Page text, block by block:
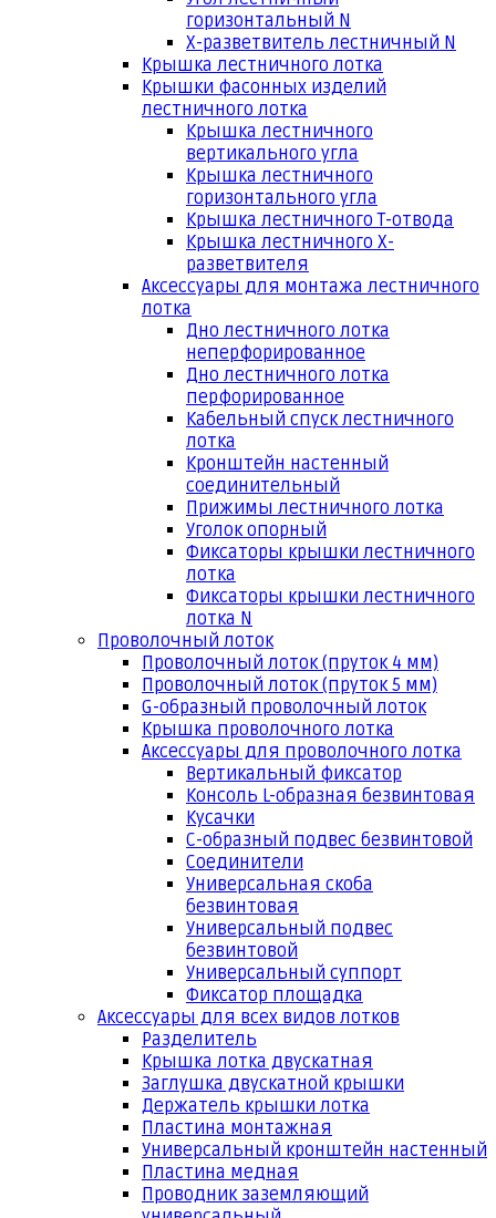
горизонтальный N
Х-разветвитель лестничный N
Крышка лестничного лотка
Крышки фасонных изделий
лестничного лотка
Крышка лестничного
вертикального угла
Крышка лестничного
горизонтального угла
Крышка лестничного Т-отвода
Крышка лестничного Х-
разветвителя
Аксессуары для монтажа лестничного
лотка
Дно лестничного лотка
неперфорированное
Дно лестничного лотка
перфорированное
Кабельный спуск лестничного
лотка
Кронштейн настенный
соединительный
Прижимы лестничного лотка
Уголок опорный
Фиксаторы крышки лестничного
лотка
Фиксаторы крышки лестничного
лотка N
Проволочный лоток
Проволочный лоток (пруток 4 мм)
Проволочный лоток (пруток 5 мм)
G-образный проволочный лоток
Крышка проволочного лотка
Аксессуары для проволочного лотка
Вертикальный фиксатор
Консоль L-образная безвинтовая
Кусачки
С-образный подвес безвинтовой
Соединители
Универсальная скоба
безвинтовая
Универсальный подвес
безвинтовой
Универсальный суппорт
Фиксатор площадка
Аксессуары для всех видов лотков
Разделитель
Крышка лотка двускатная
Заглушка двускатной крышки
Держатель крышки лотка
Пластина монтажная
Универсальный кронштейн настенный
Пластина медная
Проводник заземляющий